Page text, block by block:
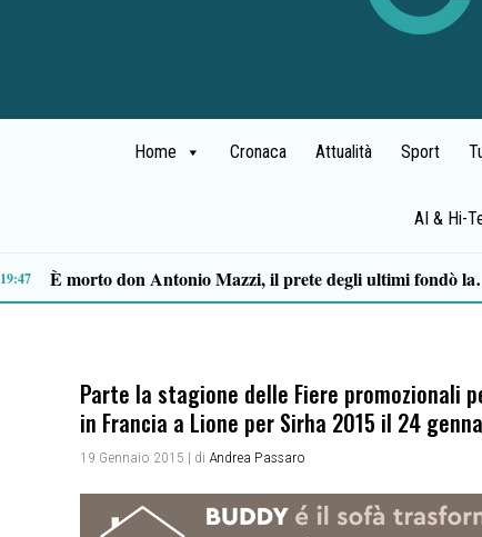
Home Cronaca Attualità Sport
AI & Hi-
Ascea, Pietro D’Angiolillo: «La nuova giunta guarda al futuro, con gli occhi del passato» 13:11
Parte la stagione delle Fiere promozionali
in Francia a Lione per Sirha 2015 il 24
19 Gennaio 2015 | di Andrea Passaro